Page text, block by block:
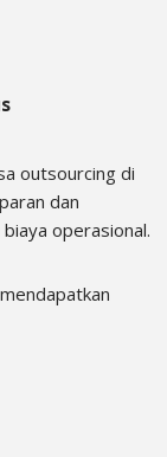
outsourcing di
dan
operasional.